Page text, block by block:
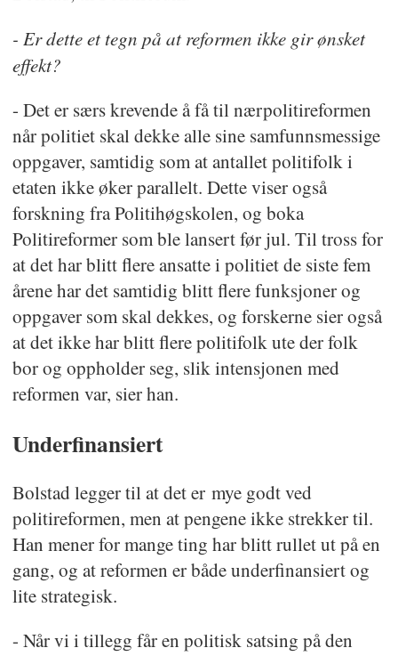
- Er dette et tegn på at reformen ikke gir ønsket
effekt?
- Det er særs krevende å få til nærpolitireformen
når politiet skal dekke alle sine samfunnsmessige
oppgaver, samtidig som at antallet politifolk i
etaten ikke øker parallelt. Dette viser også
forskning fra Politihøgskolen, og boka
Politireformer som ble lansert før jul. Til tross for
at det har blitt flere ansatte i politiet de siste fem
årene har det samtidig blitt flere funksjoner og
oppgaver som skal dekkes, og forskerne sier også
at det ikke har blitt flere politifolk ute der folk
bor og oppholder seg, slik intensjonen med
reformen var, sier han.
Underfinansiert
Bolstad legger til at det er mye godt ved
politireformen, men at pengene ikke strekker til.
Han mener for mange ting har blitt rullet ut på en
gang, og at reformen er både underfinansiert og
lite strategisk.
- Når vi i tillegg får en politisk satsing på den